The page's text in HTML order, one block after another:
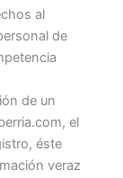
al
de
de un
el
éste
veraz